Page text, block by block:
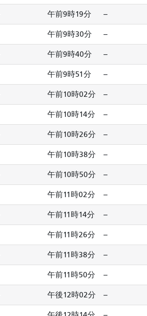
午前9時19分 --
午前9時30分 --
午前9時40分 --
午前9時51分 --
午前10時02分 --
午前10時14分 --
午前10時26分 --
午前10時38分 --
午前10時50分 --
午前11時02分 --
午前11時14分 --
午前11時26分 --
午前11時38分 --
午前11時50分 --
午後12時02分 --